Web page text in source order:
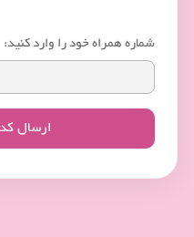
شماره همراه خود را وارد کنید:
ارسال